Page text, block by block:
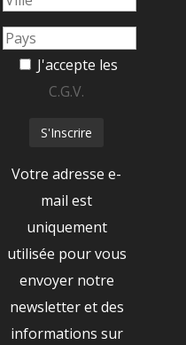
J'accepte les
C.G.V.
Votre adresse e-
mail est
uniquement
utilisée pour vous
envoyer notre
newsletter et des
informations sur